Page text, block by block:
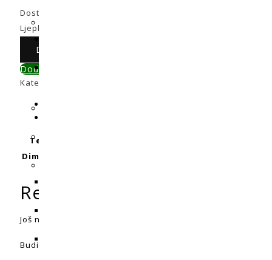
Dostupni:
Ljepljiva traka ALU 50m 50mm količina
Dodaj u košaricu
Dodaj u primerjavu
Kategorija:
Težina
Dimenzije
Recenzije
Još nema recenzija.
Budite prvi koji će recenzirati “Ljepljiva traka ALU 50m